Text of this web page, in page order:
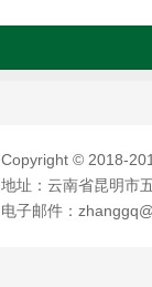
Copyright © 2018-
地址：云南省昆明市
电子邮件：